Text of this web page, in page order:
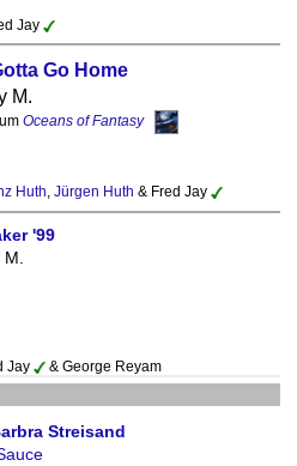
Jay
Go Home
M.
Oceans of Fantasy
Huth, Jürgen Huth & Fred Jay
'99
Jay
& George Reyam
Streisand